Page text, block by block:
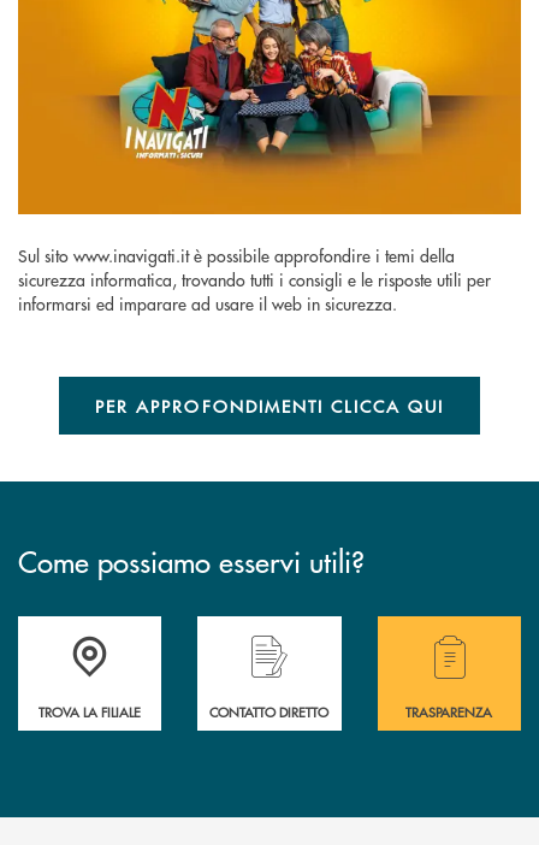
Sul sito www.inavigati.it è possibile approfondire i temi della
sicurezza informatica, trovando tutti i consigli e le risposte utili per
informarsi ed imparare ad usare il web in sicurezza.
PER APPROFONDIMENTI CLICCA QUI
Come possiamo esservi utili?
Accedi all' elenco completo delle filiali .
TROVA LA FILIALE CONTATTO DIRETTO
Hai bisogno di
TRASPARENZA